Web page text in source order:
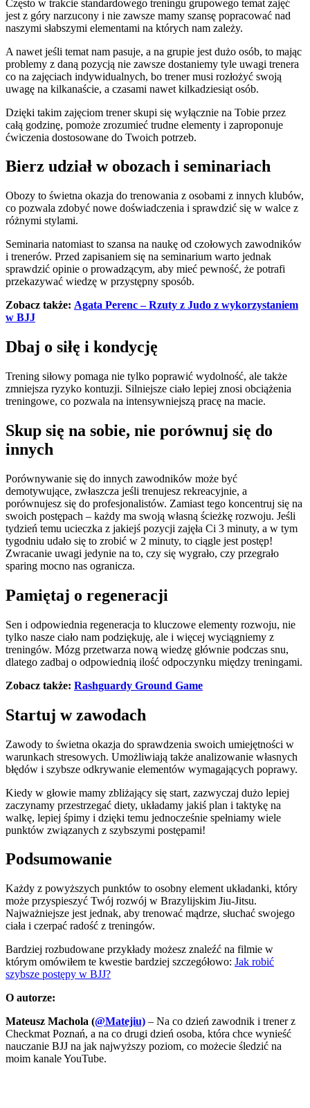
Często w trakcie standardowego treningu grupowego temat zajęć
jest z góry narzucony i nie zawsze mamy szansę popracować nad
naszymi słabszymi elementami na których nam zależy.
A nawet jeśli temat nam pasuje, a na grupie jest dużo osób, to mając
problemy z daną pozycją nie zawsze dostaniemy tyle uwagi trenera
co na zajęciach indywidualnych, bo trener musi rozłożyć swoją
uwagę na kilkanaście, a czasami nawet kilkadziesiąt osób.
Dzięki takim zajęciom trener skupi się wyłącznie na Tobie przez
całą godzinę, pomoże zrozumieć trudne elementy i zaproponuje
ćwiczenia dostosowane do Twoich potrzeb.
Bierz udział w obozach i seminariach
Obozy to świetna okazja do trenowania z osobami z innych klubów,
co pozwala zdobyć nowe doświadczenia i sprawdzić się w walce z
różnymi stylami.
Seminaria natomiast to szansa na naukę od czołowych zawodników
i trenerów. Przed zapisaniem się na seminarium warto jednak
sprawdzić opinie o prowadzącym, aby mieć pewność, że potrafi
przekazywać wiedzę w przystępny sposób.
Zobacz także: Agata Perenc – Rzuty z Judo z wykorzystaniem
w BJJ
Dbaj o siłę i kondycję
Trening siłowy pomaga nie tylko poprawić wydolność, ale także
zmniejsza ryzyko kontuzji. Silniejsze ciało lepiej znosi obciążenia
treningowe, co pozwala na intensywniejszą pracę na macie.
Skup się na sobie, nie porównuj się do
innych
Porównywanie się do innych zawodników może być
demotywujące, zwłaszcza jeśli trenujesz rekreacyjnie, a
porównujesz się do profesjonalistów. Zamiast tego koncentruj się na
swoich postępach – każdy ma swoją własną ścieżkę rozwoju. Jeśli
tydzień temu ucieczka z jakiejś pozycji zajęła Ci 3 minuty, a w tym
tygodniu udało się to zrobić w 2 minuty, to ciągle jest postęp!
Zwracanie uwagi jedynie na to, czy się wygrało, czy przegrało
sparing mocno nas ogranicza.
Pamiętaj o regeneracji
Sen i odpowiednia regeneracja to kluczowe elementy rozwoju, nie
tylko nasze ciało nam podziękuję, ale i więcej wyciągniemy z
treningów. Mózg przetwarza nową wiedzę głównie podczas snu,
dlatego zadbaj o odpowiednią ilość odpoczynku między treningami.
Zobacz także: Rashguardy Ground Game
Startuj w zawodach
Zawody to świetna okazja do sprawdzenia swoich umiejętności w
warunkach stresowych. Umożliwiają także analizowanie własnych
błędów i szybsze odkrywanie elementów wymagających poprawy.
Kiedy w głowie mamy zbliżający się start, zazwyczaj dużo lepiej
zaczynamy przestrzegać diety, układamy jakiś plan i taktykę na
walkę, lepiej śpimy i dzięki temu jednocześnie spełniamy wiele
punktów związanych z szybszymi postępami!
Podsumowanie
Każdy z powyższych punktów to osobny element układanki, który
może przyspieszyć Twój rozwój w Brazylijskim Jiu-Jitsu.
Najważniejsze jest jednak, aby trenować mądrze, słuchać swojego
ciała i czerpać radość z treningów.
Bardziej rozbudowane przykłady możesz znaleźć na filmie w
którym omówiłem te kwestie bardziej szczegółowo: Jak robić
szybsze postępy w BJJ?
O autorze:
Mateusz Machola (@Matejiu) – Na co dzień zawodnik i trener z
Checkmat Poznań, a na co drugi dzień osoba, która chce wynieść
nauczanie BJJ na jak najwyższy poziom, co możecie śledzić na
moim kanale YouTube.